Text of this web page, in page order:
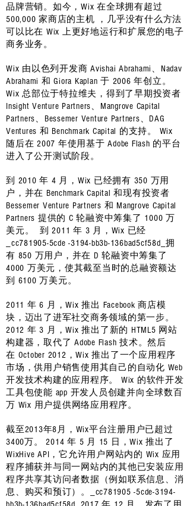
品牌营销。如今，Wix 在全球拥有超过
500,000 家商店的主机 ，几乎没有什么方法
可以比在 Wix 上更好地运行和扩展您的电子
商务业务。
Wix 由以色列开发商 Avishai Abrahami、Nadav
Abrahami 和 Giora Kaplan 于 2006 年创立。
Wix 总部位于特拉维夫，得到了早期投资者
Insight Venture Partners、Mangrove Capital
Partners、Bessemer Venture Partners、DAG
Ventures 和 Benchmark Capital 的支持。 Wix
随后在 2007 年使用基于 Adobe Flash 的平台
进入了公开测试阶段。
到 2010 年 4 月，Wix 已经拥有 350 万用
户，并在 Benchmark Capital 和现有投资者
Bessemer Venture Partners 和 Mangrove Capital
Partners 提供的 C 轮融资中筹集了 1000 万
美元。 到 2011 年 3 月，Wix 已经
_cc781905-5cde -3194-bb3b-136bad5cf58d_拥
有 850 万用户，并在 D 轮融资中筹集了
4000 万美元，使其截至当时的总融资额达
到 6100 万美元。
2011 年 6 月，Wix 推出 Facebook 商店模
块，迈出了进军社交商务领域的第一步。
2012 年 3 月，Wix 推出了新的 HTML5 网站
构建器，取代了 Adobe Flash 技术。然后
在 October 2012，Wix 推出了一个应用程序
市场，供用户销售使用其自己的自动化 Web
开发技术构建的应用程序。 Wix 的软件开发
工具包使能 app 开发人员创建并向全球数百
万 Wix 用户提供网络应用程序。
截至2013年8月，Wix平台注册用户已超过
3400万。2014 年 5 月 15 日，Wix 推出了
WixHive API，它允许用户网站内的 Wix 应用
程序捕获并与同一网站内的其他已安装应用
程序共享其访问者数据（例如联系信息、消
息、购买和预订）。_cc781905 -5cde-3194-